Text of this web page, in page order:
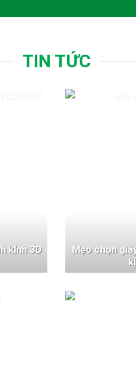
TIN TỨC
kính 3D
Mẹo chọn